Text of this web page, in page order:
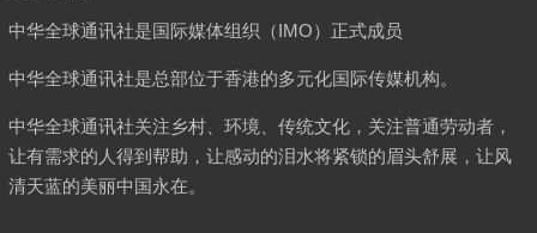
中华全球通讯社是国际媒体组织（IMO）正式成员
中华全球通讯社是总部位于香港的多元化国际传媒机构。
中华全球通讯社关注乡村、环境、传统文化，关注普通劳动者，
让有需求的人得到帮助，让感动的泪水将紧锁的眉头舒展，让风
清天蓝的美丽中国永在。